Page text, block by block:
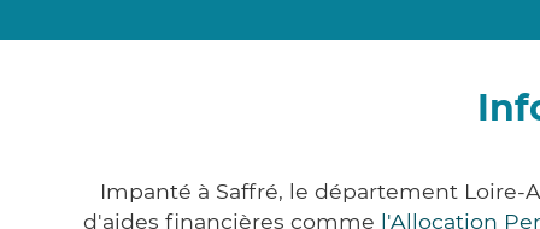
Impanté à Saffré, le département Loire-
d'aides financières comme l'Allocation